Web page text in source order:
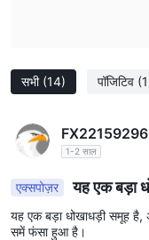
सभी (14) पॉजिटिव
1-2 साल
एक्सपोज़र
यह एक बड़ा
किया जा सकता,
यह एक बड़ा धोखाधड़ी समूह है,
समें फंसा हुआ है।